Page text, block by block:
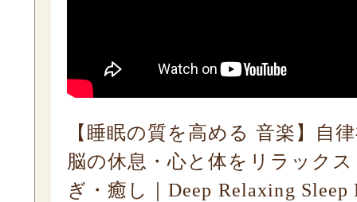
【睡眠の質を高める 音楽】自
脳の休息・心と体をリラック
ぎ・癒し｜Deep Relaxing Sleep